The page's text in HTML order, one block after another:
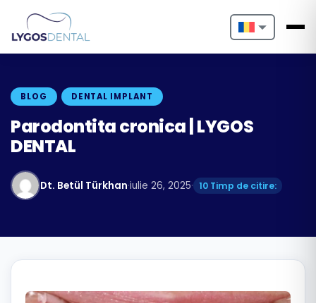
Nederlands
Français
Português
BLOG DENTAL IMPLANT
Parodontita cronica | LYGOS
DENTAL
Dt. Betül Türkhan·iulie 26, 2025· 10 Timp de citire: